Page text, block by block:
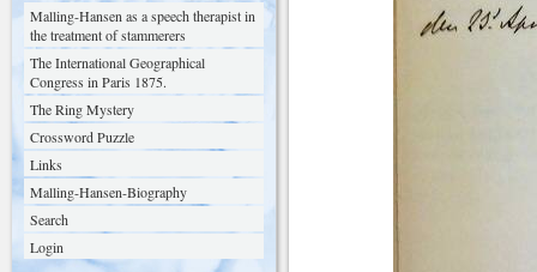
Malling-Hansen as a speech therapist in
the treatment of stammerers
The International Geographical
Congress in Paris 1875.
The Ring Mystery
Crossword Puzzle
Links
Malling-Hansen-Biography
Search
Login